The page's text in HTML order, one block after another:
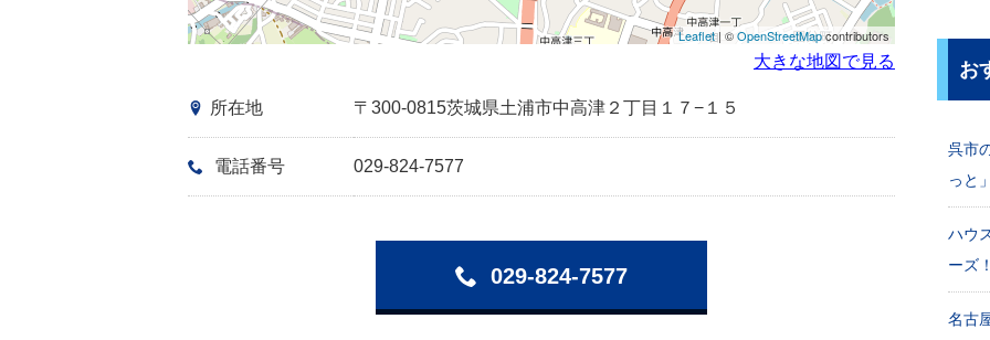
Leaflet| ©OpenStreetMapcontributors
大きな地図で見る
所在地 〒300-0815茨城県土浦市中高津２丁目１７−１５
電話番号 029-824-7577
029-824-7577
お
呉市
っと」
ハウ
ーズ！
名古